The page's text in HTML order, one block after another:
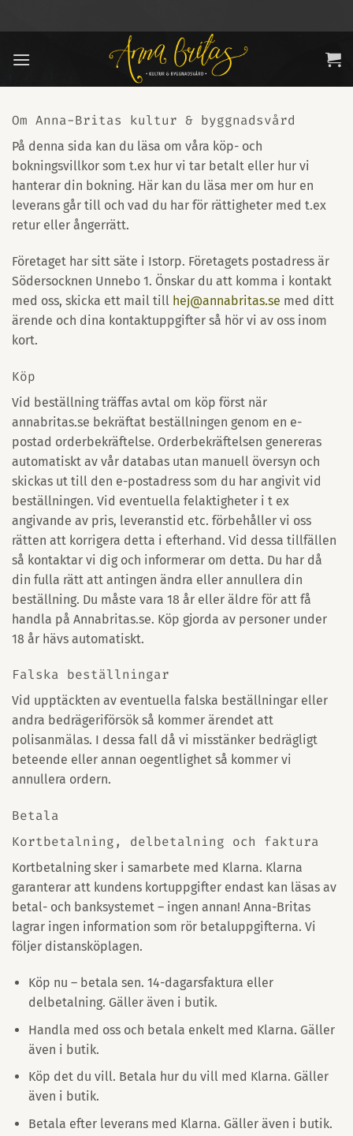
to
Om Anna-Britas kultur & byggnadsvård
På denna sida kan du läsa om våra köp- och
bokningsvillkor som t.ex hur vi tar betalt eller hur vi
hanterar din bokning. Här kan du läsa mer om hur en
leverans går till och vad du har för rättigheter med t.ex
retur eller ångerrätt.
Företaget har sitt säte i Istorp. Företagets postadress är
Södersocknen Unnebo 1. Önskar du att komma i kontakt
med oss, skicka ett mail till hej@annabritas.se med ditt
ärende och dina kontaktuppgifter så hör vi av oss inom
kort.
Köp
Vid beställning träffas avtal om köp först när
annabritas.se bekräftat beställningen genom en e-
postad orderbekräftelse. Orderbekräftelsen genereras
automatiskt av vår databas utan manuell översyn och
skickas ut till den e-postadress som du har angivit vid
beställningen. Vid eventuella felaktigheter i t ex
angivande av pris, leveranstid etc. förbehåller vi oss
rätten att korrigera detta i efterhand. Vid dessa tillfällen
så kontaktar vi dig och informerar om detta. Du har då
din fulla rätt att antingen ändra eller annullera din
beställning. Du måste vara 18 år eller äldre för att få
handla på Annabritas.se. Köp gjorda av personer under
18 år hävs automatiskt.
Falska beställningar
Vid upptäckten av eventuella falska beställningar eller
andra bedrägeriförsök så kommer ärendet att
polisanmälas. I dessa fall då vi misstänker bedrägligt
beteende eller annan oegentlighet så kommer vi
annullera ordern.
Betala
Kortbetalning, delbetalning och faktura
Kortbetalning sker i samarbete med Klarna. Klarna
garanterar att kundens kortuppgifter endast kan läsas av
betal- och banksystemet – ingen annan! Anna-Britas
lagrar ingen information som rör betaluppgifterna. Vi
följer distansköplagen.
Köp nu – betala sen. 14-dagarsfaktura eller
delbetalning. Gäller även i butik.
Handla med oss och betala enkelt med Klarna. Gäller
även i butik.
Köp det du vill. Betala hur du vill med Klarna. Gäller
även i butik.
Betala efter leverans med Klarna. Gäller även i butik.